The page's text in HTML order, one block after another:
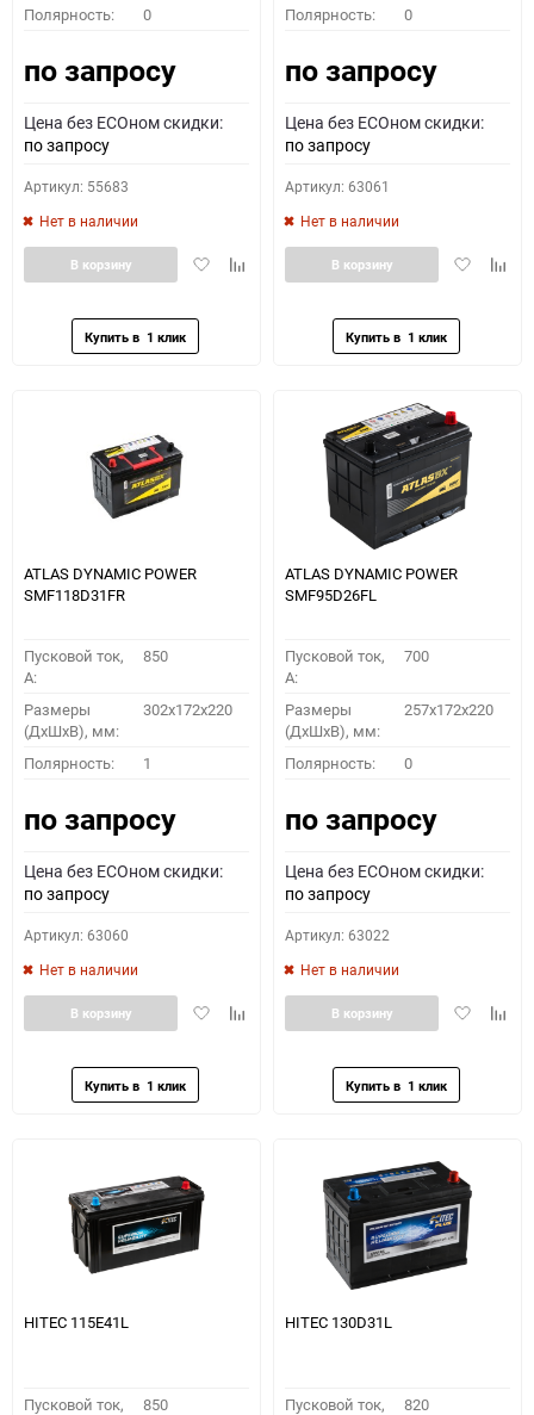
Полярность: 0
по запросу
Цена без ECOном скидки:
по запросу
Артикул: 55683
Нет в наличии
ДобавитьДобавить
В корзину
Полярность: 0
по запросу
Цена без ECOном скидки:
по запросу
Артикул: 63061
Нет в наличии
Добавить
В корзину
ATLAS DYNAMIC POWER
SMF118D31FR
Пусковой ток,
A:
850
Размеры
(ДхШхВ), мм:
302x172x220
Полярность: 1
по запросу
Цена без ECOном скидки:
по запросу
Артикул: 63060
Нет в наличии
ДобавитьДобавить
В корзину
ATLAS DYNAMIC POWER
SMF95D26FL
Пусковой ток,
A:
700
Размеры
(ДхШхВ), мм:
257x172x220
Полярность: 0
по запросу
Цена без ECOном скидки:
по запросу
Артикул: 63022
Нет в наличии
Добавить
В корзину
HITEC 115E41L
Пусковой ток, 850
HITEC 130D31L
Пусковой ток, 820